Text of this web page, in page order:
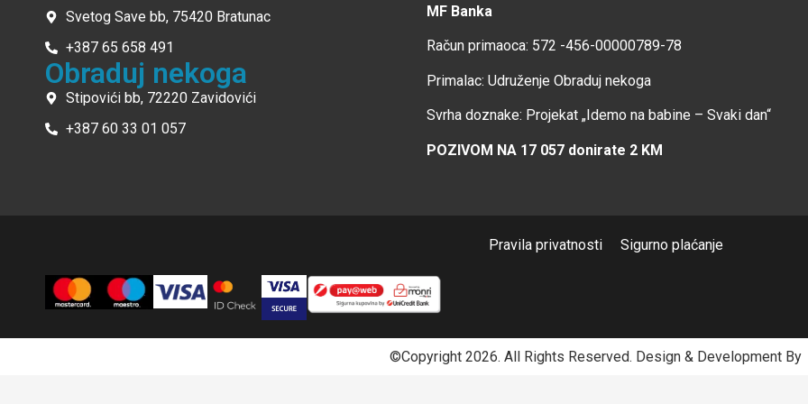
Svetog Save bb, 75420 Bratunac
+387 65 658 491
Obraduj nekoga
Stipovići bb, 72220 Zavidovići
+387 60 33 01 057
MF Banka
Račun primaoca: 572 -456-00000789-78
Primalac: Udruženje Obraduj nekoga
Svrha doznake: Projekat „Idemo na babine – Svaki dan“
POZIVOM NA 17 057 donirate 2 KM
Pravila privatnosti Sigurno plaćanje
©Copyright 2026. All Rights Reserved. Design & Development By